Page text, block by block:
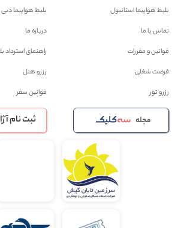
بلیط هواپیما استانبول
بلیط هواپیما دبی
تماس با ما
درباره ما
قوانین و مقررات
راهنمای استرداد
فرصت شغلی
رزرو هتل
رزرو تور
قوانین سفر
مجله ثبت نام